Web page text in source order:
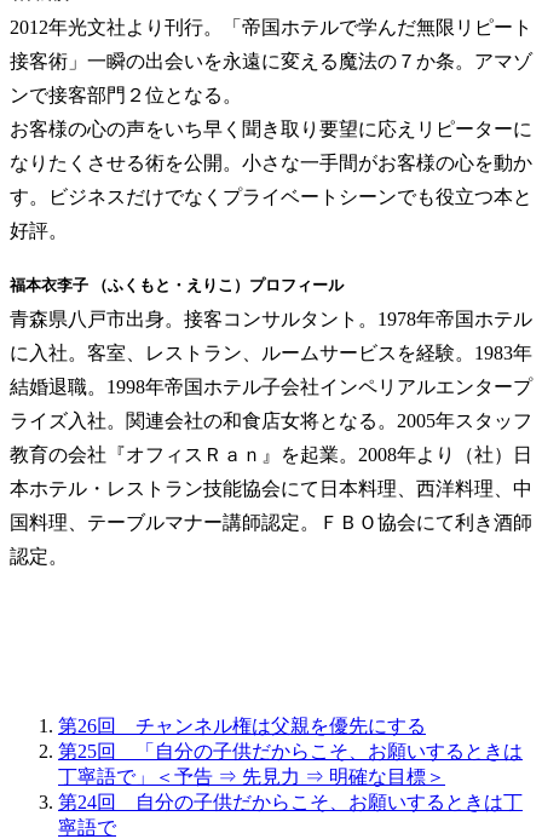
2012年光文社より刊行。「帝国ホテルで学んだ無限リピート
接客術」一瞬の出会いを永遠に変える魔法の７か条。アマゾ
ンで接客部門２位となる。
お客様の心の声をいち早く聞き取り要望に応えリピーターに
なりたくさせる術を公開。小さな一手間がお客様の心を動か
す。ビジネスだけでなくプライベートシーンでも役立つ本と
好評。
福本衣李子 （ふくもと・えりこ）プロフィール
青森県八戸市出身。接客コンサルタント。1978年帝国ホテル
に入社。客室、レストラン、ルームサービスを経験。1983年
結婚退職。1998年帝国ホテル子会社インペリアルエンタープ
ライズ入社。関連会社の和食店女将となる。2005年スタッフ
教育の会社『オフィスＲａｎ』を起業。2008年より（社）日
本ホテル・レストラン技能協会にて日本料理、西洋料理、中
国料理、テーブルマナー講師認定。ＦＢＯ協会にて利き酒師
認定。
第26回 チャンネル権は父親を優先にする
第25回 「自分の子供だからこそ、お願いするときは
丁寧語で」＜予告 ⇒ 先見力 ⇒ 明確な目標＞
第24回 自分の子供だからこそ、お願いするときは丁
寧語で